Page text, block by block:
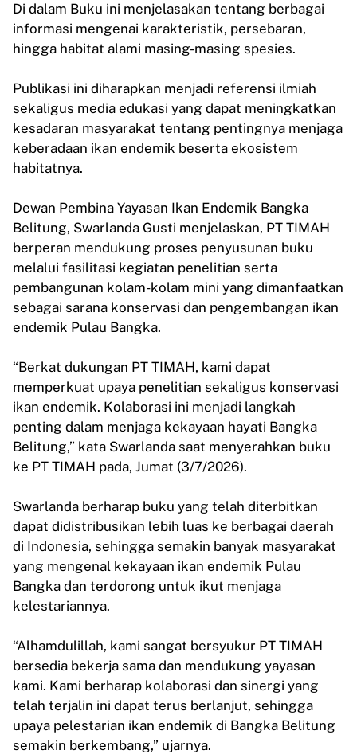
Di dalam Buku ini menjelasakan tentang berbagai
informasi mengenai karakteristik, persebaran,
hingga habitat alami masing-masing spesies.
Publikasi ini diharapkan menjadi referensi ilmiah
sekaligus media edukasi yang dapat meningkatkan
kesadaran masyarakat tentang pentingnya menjaga
keberadaan ikan endemik beserta ekosistem
habitatnya.
Dewan Pembina Yayasan Ikan Endemik Bangka
Belitung, Swarlanda Gusti menjelaskan, PT TIMAH
berperan mendukung proses penyusunan buku
melalui fasilitasi kegiatan penelitian serta
pembangunan kolam-kolam mini yang dimanfaatkan
sebagai sarana konservasi dan pengembangan ikan
endemik Pulau Bangka.
“Berkat dukungan PT TIMAH, kami dapat
memperkuat upaya penelitian sekaligus konservasi
ikan endemik. Kolaborasi ini menjadi langkah
penting dalam menjaga kekayaan hayati Bangka
Belitung,” kata Swarlanda saat menyerahkan buku
ke PT TIMAH pada, Jumat (3/7/2026).
Swarlanda berharap buku yang telah diterbitkan
dapat didistribusikan lebih luas ke berbagai daerah
di Indonesia, sehingga semakin banyak masyarakat
yang mengenal kekayaan ikan endemik Pulau
Bangka dan terdorong untuk ikut menjaga
kelestariannya.
“Alhamdulillah, kami sangat bersyukur PT TIMAH
bersedia bekerja sama dan mendukung yayasan
kami. Kami berharap kolaborasi dan sinergi yang
telah terjalin ini dapat terus berlanjut, sehingga
upaya pelestarian ikan endemik di Bangka Belitung
semakin berkembang,” ujarnya.